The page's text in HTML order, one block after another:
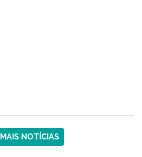
MAIS NOTÍCIAS